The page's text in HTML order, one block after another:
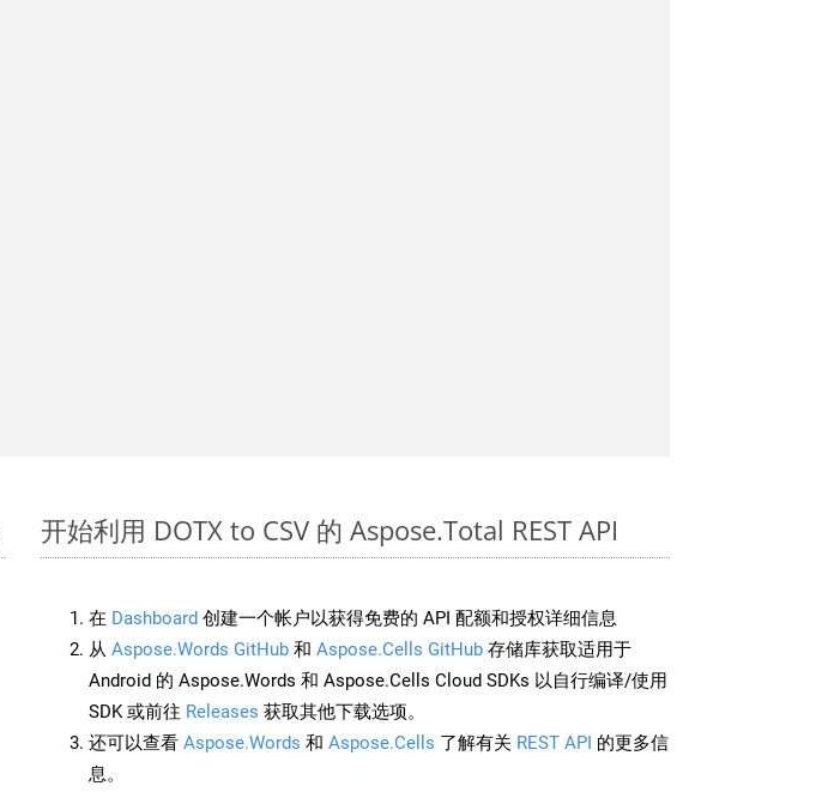
开始利用 DOTX to CSV 的 Aspose.Total REST API
在 Dashboard 创建一个帐户以获得免费的 API 配额和授权详细信息
从 Aspose.Words GitHub 和 Aspose.Cells GitHub 存储库获取适用于
Android 的 Aspose.Words 和 Aspose.Cells Cloud SDKs 以自行编译/使用
SDK 或前往 Releases 获取其他下载选项。
还可以查看 Aspose.Words 和 Aspose.Cells 了解有关 REST API 的更多信
息。